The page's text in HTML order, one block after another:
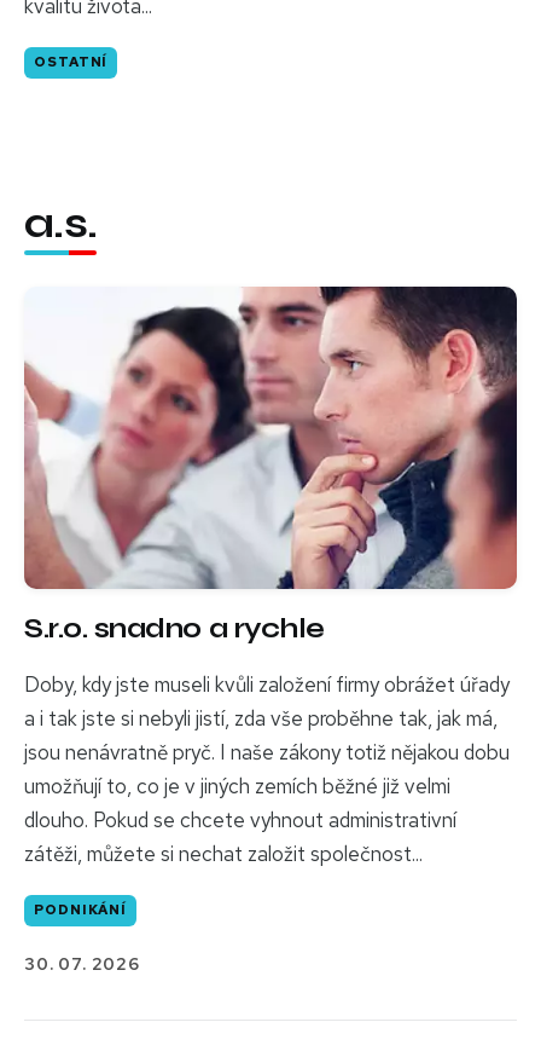
kvalitu života...
OSTATNÍ
a.s.
S.r.o. snadno a rychle
Doby, kdy jste museli kvůli založení firmy obrážet úřady
a i tak jste si nebyli jistí, zda vše proběhne tak, jak má,
jsou nenávratně pryč. I naše zákony totiž nějakou dobu
umožňují to, co je v jiných zemích běžné již velmi
dlouho. Pokud se chcete vyhnout administrativní
zátěži, můžete si nechat založit společnost...
PODNIKÁNÍ
30. 07. 2026